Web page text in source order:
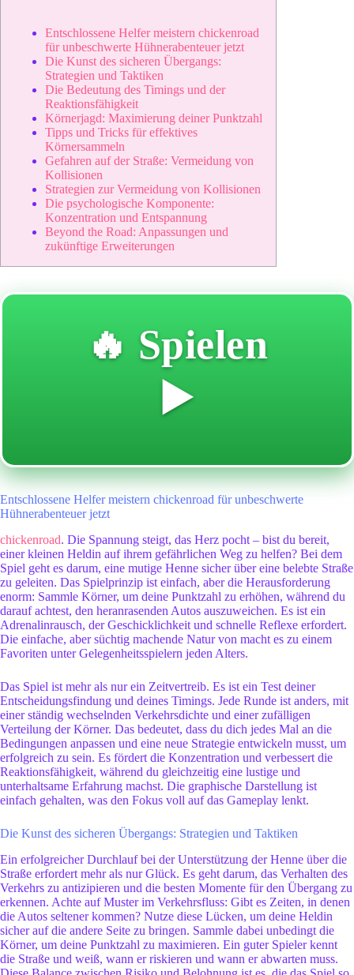
Entschlossene Helfer meistern chickenroad
für unbeschwerte Hühnerabenteuer jetzt
Die Kunst des sicheren Übergangs:
Strategien und Taktiken
Die Bedeutung des Timings und der
Reaktionsfähigkeit
Körnerjagd: Maximierung deiner Punktzahl
Tipps und Tricks für effektives
Körnersammeln
Gefahren auf der Straße: Vermeidung von
Kollisionen
Strategien zur Vermeidung von Kollisionen
Die psychologische Komponente:
Konzentration und Entspannung
Beyond the Road: Anpassungen und
zukünftige Erweiterungen
🔥 Spielen
▶️
Entschlossene Helfer meistern chickenroad für unbeschwerte
Hühnerabenteuer jetzt
chickenroad. Die Spannung steigt, das Herz pocht – bist du bereit,
einer kleinen Heldin auf ihrem gefährlichen Weg zu helfen? Bei dem
Spiel geht es darum, eine mutige Henne sicher über eine belebte Straße
zu geleiten. Das Spielprinzip ist einfach, aber die Herausforderung
enorm: Sammle Körner, um deine Punktzahl zu erhöhen, während du
darauf achtest, den heranrasenden Autos auszuweichen. Es ist ein
Adrenalinrausch, der Geschicklichkeit und schnelle Reflexe erfordert.
Die einfache, aber süchtig machende Natur von macht es zu einem
Favoriten unter Gelegenheitsspielern jeden Alters.
Das Spiel ist mehr als nur ein Zeitvertreib. Es ist ein Test deiner
Entscheidungsfindung und deines Timings. Jede Runde ist anders, mit
einer ständig wechselnden Verkehrsdichte und einer zufälligen
Verteilung der Körner. Das bedeutet, dass du dich jedes Mal an die
Bedingungen anpassen und eine neue Strategie entwickeln musst, um
erfolgreich zu sein. Es fördert die Konzentration und verbessert die
Reaktionsfähigkeit, während du gleichzeitig eine lustige und
unterhaltsame Erfahrung machst. Die graphische Darstellung ist
einfach gehalten, was den Fokus voll auf das Gameplay lenkt.
Die Kunst des sicheren Übergangs: Strategien und Taktiken
Ein erfolgreicher Durchlauf bei der Unterstützung der Henne über die
Straße erfordert mehr als nur Glück. Es geht darum, das Verhalten des
Verkehrs zu antizipieren und die besten Momente für den Übergang zu
erkennen. Achte auf Muster im Verkehrsfluss: Gibt es Zeiten, in denen
die Autos seltener kommen? Nutze diese Lücken, um deine Heldin
sicher auf die andere Seite zu bringen. Sammle dabei unbedingt die
Körner, um deine Punktzahl zu maximieren. Ein guter Spieler kennt
die Straße und weiß, wann er riskieren und wann er abwarten muss.